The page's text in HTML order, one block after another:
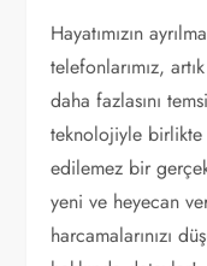
Hayatımızın
telefonlarımız,
daha fazlasını
teknolojiyle
edilemez bir
yeni ve heyecan
harcamalarınızı